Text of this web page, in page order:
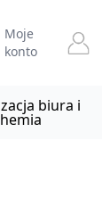
Moje
konto
biura i